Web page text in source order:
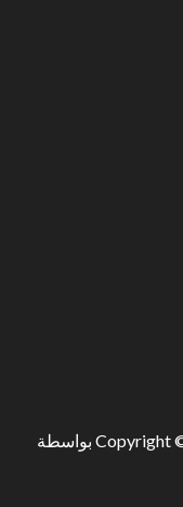
Copyright بواسطة